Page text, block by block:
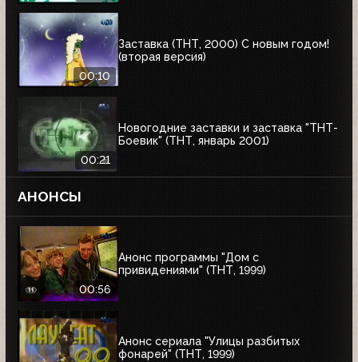
00:10
Заставка (ТНТ, 2000) С новым годом!
(вторая версия)
00:21
Новогодние заставки и заставка "ТНТ-
Боевик" (ТНТ, январь 2001)
АНОНСЫ
00:56
Анонс программы "Дом с
привидениями" (ТНТ, 1999)
Анонс сериала "Улицы разбитых
фонарей" (ТНТ, 1999)